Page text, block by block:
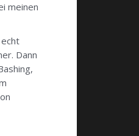
meinen
Dann